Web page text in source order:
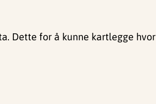
Dette for å kunne kartlegge hvor